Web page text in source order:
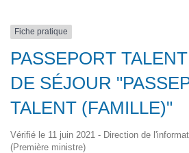
Fiche pratique
PASSEPORT
DE SÉJOUR
TALENT (FAMILLE)"
Vérifié le 11 juin 2021 - Direction de
(Première ministre)